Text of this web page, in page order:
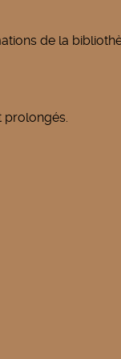
de la
prolongés.
: Bibliothèque -